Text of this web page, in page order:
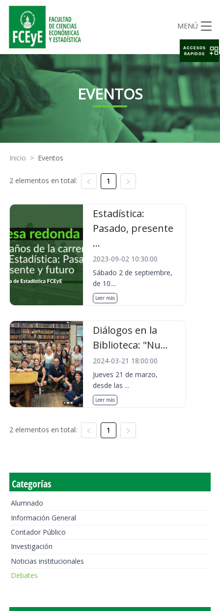
MENÚ
EVENTOS
Inicio > Eventos
2 elementos en total: 1
Estadística:
Pasado, presente
...
2023-09-02 10:30:00
Sábado 2 de septiembre,
de 10....
Leer más
Diálogos en la
Biblioteca: "Nu...
2024-03-21 18:00:00
Jueves 21 de marzo,
desde las ...
Leer más
2 elementos en total: 1
Categorías
Alumnado
Información General
Contador Público
Investigación
Noticias institucionales
Debates
ACCESOS
RAPIDOS